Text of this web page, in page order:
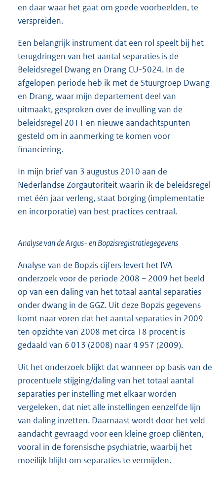
en daar waar het gaat om goede voorbeelden, te
verspreiden.
Een belangrijk instrument dat een rol speelt bij het
terugdringen van het aantal separaties is de
Beleidsregel Dwang en Drang CU-5024. In de
afgelopen periode heb ik met de Stuurgroep Dwang
en Drang, waar mijn departement deel van
uitmaakt, gesproken over de invulling van de
beleidsregel 2011 en nieuwe aandachtspunten
gesteld om in aanmerking te komen voor
financiering.
In mijn brief van 3 augustus 2010 aan de
Nederlandse Zorgautoriteit waarin ik de beleidsregel
met één jaar verleng, staat borging (implementatie
en incorporatie) van best practices centraal.
Analyse van de Argus- en Bopzisregistratiegegevens
Analyse van de Bopzis cijfers levert het IVA
onderzoek voor de periode 2008 – 2009 het beeld
op van een daling van het totaal aantal separaties
onder dwang in de GGZ. Uit deze Bopzis gegevens
komt naar voren dat het aantal separaties in 2009
ten opzichte van 2008 met circa 18 procent is
gedaald van 6 013 (2008) naar 4 957 (2009).
Uit het onderzoek blijkt dat wanneer op basis van de
procentuele stijging/daling van het totaal aantal
separaties per instelling met elkaar worden
vergeleken, dat niet alle instellingen eenzelfde lijn
van daling inzetten. Daarnaast wordt door het veld
aandacht gevraagd voor een kleine groep cliënten,
vooral in de forensische psychiatrie, waarbij het
moeilijk blijkt om separaties te vermijden.